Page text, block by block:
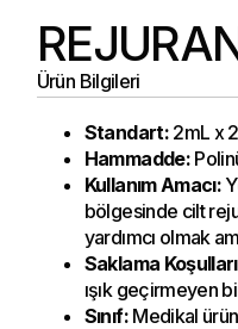
Ürün Bilgileri
Standart:2mL x
Hammadde:
Kullanım Amacı:
bölgesinde cilt
yardımcı olmak
Saklama
ışık geçirmeyen
Sınıf:Medikal ürün